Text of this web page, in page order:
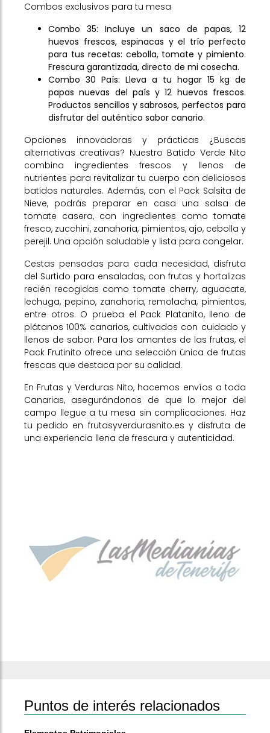
Combos exclusivos para tu mesa
Combo 35: Incluye un saco de papas, 12
huevos frescos, espinacas y el trío perfecto
para tus recetas: cebolla, tomate y pimiento.
Frescura garantizada, directo de mi cosecha.
Combo 30 País: Lleva a tu hogar 15 kg de
papas nuevas del país y 12 huevos frescos.
Productos sencillos y sabrosos, perfectos para
disfrutar del auténtico sabor canario.
Opciones innovadoras y prácticas ¿Buscas
alternativas creativas? Nuestro Batido Verde Nito
combina ingredientes frescos y llenos de
nutrientes para revitalizar tu cuerpo con deliciosos
batidos naturales. Además, con el Pack Salsita de
Nieve, podrás preparar en casa una salsa de
tomate casera, con ingredientes como tomate
fresco, zucchini, zanahoria, pimientos, ajo, cebolla y
perejil. Una opción saludable y lista para congelar.
Cestas pensadas para cada necesidad, disfruta
del Surtido para ensaladas, con frutas y hortalizas
recién recogidas como tomate cherry, aguacate,
lechuga, pepino, zanahoria, remolacha, pimientos,
entre otros. O prueba el Pack Platanito, lleno de
plátanos 100% canarios, cultivados con cuidado y
llenos de sabor. Para los amantes de las frutas, el
Pack Frutinito ofrece una selección única de frutas
frescas que destaca por su calidad.
En Frutas y Verduras Nito, hacemos envíos a toda
Canarias, asegurándonos de que lo mejor del
campo llegue a tu mesa sin complicaciones. Haz
tu pedido en frutasyverdurasnito.es y disfruta de
una experiencia llena de frescura y autenticidad.
Puntos de interés relacionados